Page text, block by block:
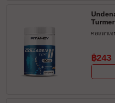
คอลลาเ
฿243